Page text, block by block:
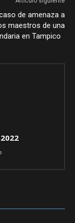
de amenaza a
maestros de una
en Tampico